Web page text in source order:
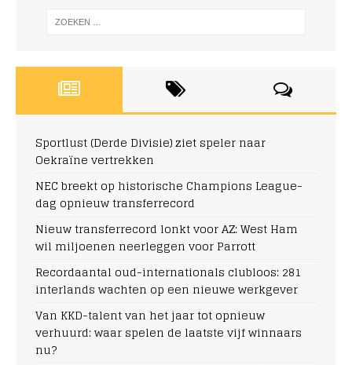
Sportlust (Derde Divisie) ziet speler naar
Oekraïne vertrekken
NEC breekt op historische Champions League-
dag opnieuw transferrecord
Nieuw transferrecord lonkt voor AZ: West Ham
wil miljoenen neerleggen voor Parrott
Recordaantal oud-internationals clubloos: 281
interlands wachten op een nieuwe werkgever
Van KKD-talent van het jaar tot opnieuw
verhuurd: waar spelen de laatste vijf winnaars
nu?